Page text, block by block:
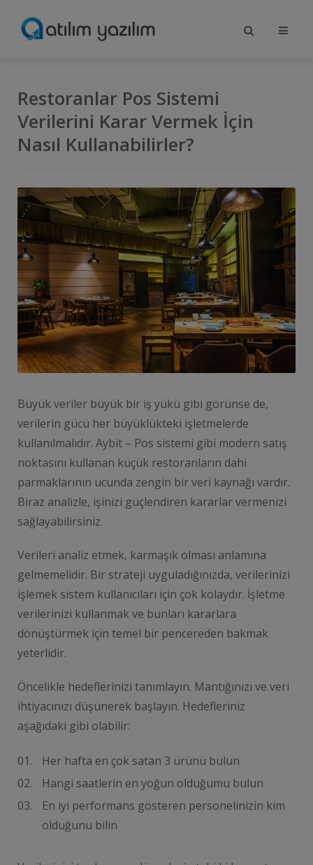
Restoranlar Pos Sistemi
Verilerini Karar Vermek İçin
Nasıl Kullanabilirler?
Büyük veriler büyük bir iş yükü gibi görünse de,
verilerin gücü her büyüklükteki işletmelerde
kullanılmalıdır. Aybit – Pos sistemi gibi modern satış
noktasını kullanan küçük restoranların dahi
parmaklarının ucunda zengin bir veri kaynağı vardır.
Biraz analizle, işinizi güçlendiren kararlar vermenizi
sağlayabilirsiniz.
Verileri analiz etmek, karmaşık olması anlamına
gelmemelidir. Bir strateji uyguladığınızda, verilerinizi
işlemek sistem kullanıcıları için çok kolaydır. İşletme
verilerinizi kullanmak ve bunları kararlara
dönüştürmek için temel bir pencereden bakmak
yeterlidir.
Öncelikle hedeflerinizi tanımlayın. Mantığınızı ve veri
ihtiyacınızı düşünerek başlayın. Hedefleriniz
aşağıdaki gibi olabilir:
Her hafta en çok satan 3 ürünü bulun
Hangi saatlerin en yoğun olduğumu bulun
En iyi performans gösteren personelinizin kim
olduğunu bilin